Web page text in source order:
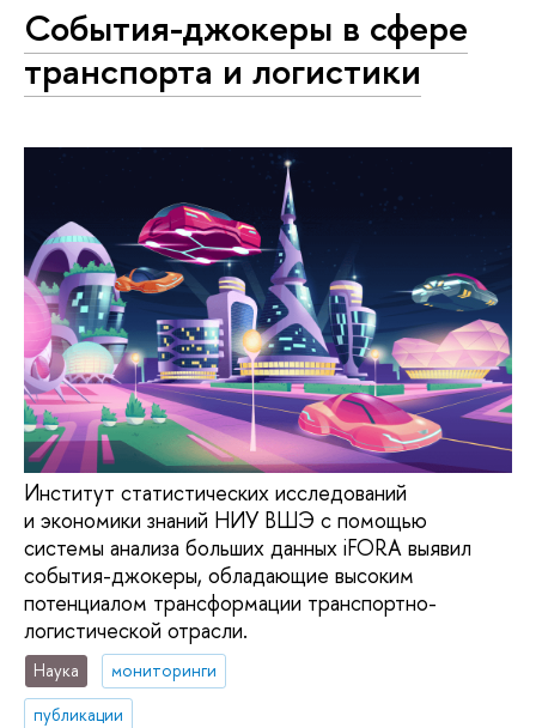
События-джокеры в сфере
транспорта и логистики
Институт статистических исследований
и экономики знаний НИУ ВШЭ с помощью
системы анализа больших данных iFORA выявил
события-джокеры, обладающие высоким
потенциалом трансформации транспортно-
логистической отрасли.
Наука
мониторинги
публикации